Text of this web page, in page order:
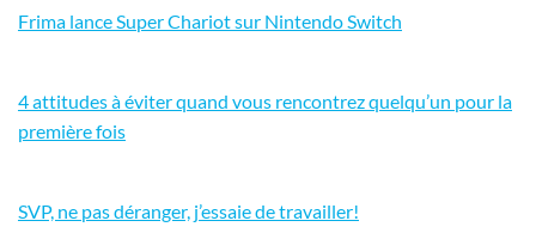
Frima lance Super Chariot sur Nintendo Switch
4 attitudes à éviter quand vous rencontrez quelqu’un pour la
première fois
SVP, ne pas déranger, j’essaie de travailler!